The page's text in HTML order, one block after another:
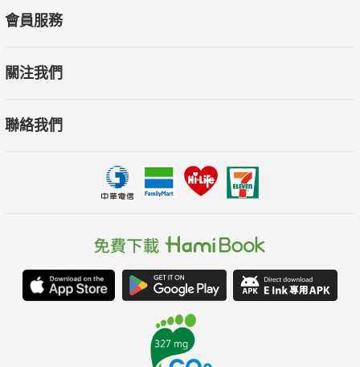
會員服務
關注我們
聯絡我們